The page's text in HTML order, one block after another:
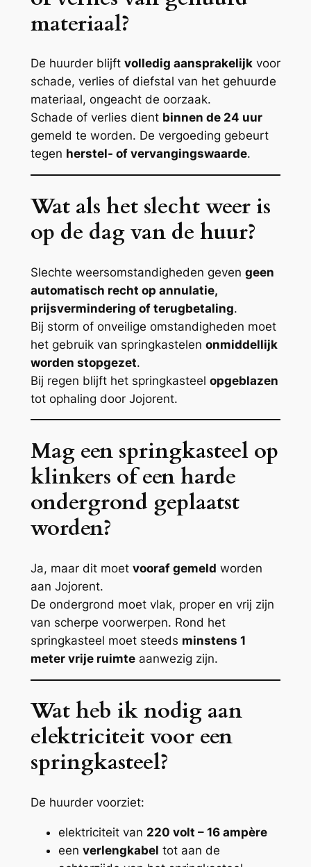
materiaal?
De huurder blijft volledig aansprakelijkvoor
schade, verlies of diefstal van het gehuurde
materiaal, ongeacht de oorzaak.
Schade of verlies dient binnen de 24 uur
gemeld te worden. De vergoeding gebeurt
tegen herstel- of vervangingswaarde.
Wat als het slecht weer is
op de dag van de huur?
Slechte weersomstandigheden geven geen
automatisch recht op annulatie,
prijsvermindering of terugbetaling.
Bij storm of onveilige omstandigheden moet
het gebruik van springkastelen onmiddellijk
worden stopgezet.
Bij regen blijft het springkasteel opgeblazen
tot ophaling door Jojorent.
Mag een springkasteel op
klinkers of een harde
ondergrond geplaatst
worden?
Ja, maar dit moet vooraf gemeld worden
aan Jojorent.
De ondergrond moet vlak, proper en vrij zijn
van scherpe voorwerpen. Rond het
springkasteel moet steeds minstens 1
meter vrije ruimteaanwezig zijn.
Wat heb ik nodig aan
elektriciteit voor een
springkasteel?
De huurder voorziet:
elektriciteit van 220 volt – 16 ampère
een verlengkabel tot aan de